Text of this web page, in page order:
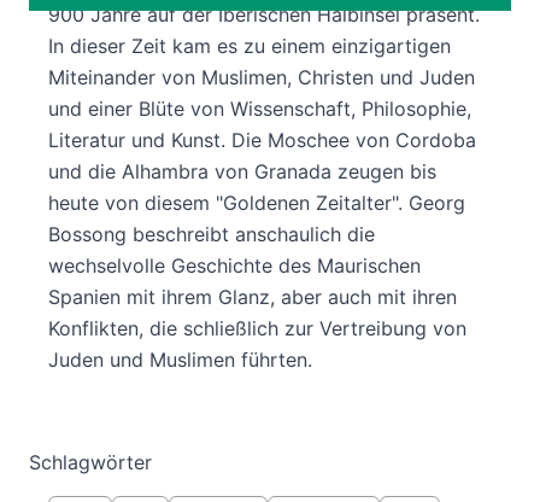
900 Jahre auf der Iberischen Halbinsel präsent.
In dieser Zeit kam es zu einem einzigartigen
Miteinander von Muslimen, Christen und Juden
und einer Blüte von Wissenschaft, Philosophie,
Literatur und Kunst. Die Moschee von Cordoba
und die Alhambra von Granada zeugen bis
heute von diesem "Goldenen Zeitalter". Georg
Bossong beschreibt anschaulich die
wechselvolle Geschichte des Maurischen
Spanien mit ihrem Glanz, aber auch mit ihren
Konflikten, die schließlich zur Vertreibung von
Juden und Muslimen führten.
Schlagwörter